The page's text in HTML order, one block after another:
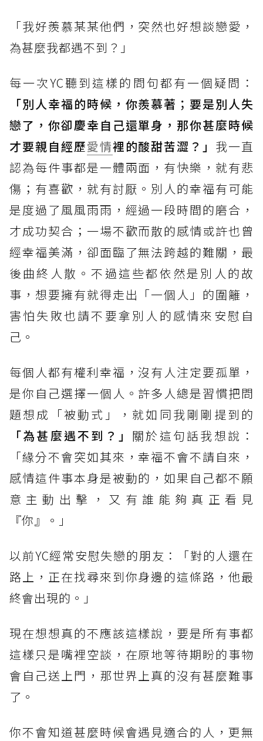
「我好羨慕某某他們，突然也好想談戀愛，
為甚麼我都遇不到？」
每一次YC聽到這樣的問句都有一個疑問：
「別人幸福的時候，你羨慕著；要是別人失
戀了，你卻慶幸自己還單身，那你甚麼時候
才要親自經歷愛情裡的酸甜苦澀？」 我一直
認為每件事都是一體兩面，有快樂，就有悲
傷；有喜歡，就有討厭。別人的幸福有可能
是度過了風風雨雨，經過一段時間的磨合，
才成功契合；一場不歡而散的感情或許也曾
經幸福美滿，卻面臨了無法跨越的難關，最
後曲終人散。不過這些都依然是別人的故
事，想要擁有就得走出「一個人」的圍籬，
害怕失敗也請不要拿別人的感情來安慰自
己。
每個人都有權利幸福，沒有人注定要孤單，
是你自己選擇一個人。許多人總是習慣把問
題想成「被動式」，就如同我剛剛提到的
「為甚麼遇不到？」 關於這句話我想說：
「緣分不會突如其來，幸福不會不請自來，
感情這件事本身是被動的，如果自己都不願
意主動出擊，又有誰能夠真正看見
『你』。」
以前YC經常安慰失戀的朋友：「對的人還在
路上，正在找尋來到你身邊的這條路，他最
終會出現的。」
現在想想真的不應該這樣說，要是所有事都
這樣只是嘴裡空談，在原地等待期盼的事物
會自己送上門，那世界上真的沒有甚麼難事
了。
你不會知道甚麼時候會遇見適合的人，更無